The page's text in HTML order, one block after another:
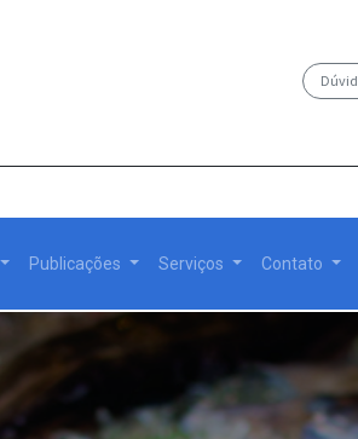
Publicações Serviços Contato